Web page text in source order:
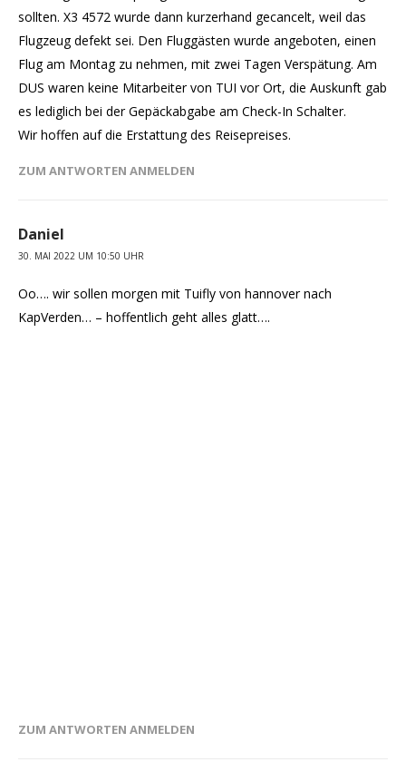
sollten. X3 4572 wurde dann kurzerhand gecancelt, weil das
Flugzeug defekt sei. Den Fluggästen wurde angeboten, einen
Flug am Montag zu nehmen, mit zwei Tagen Verspätung. Am
DUS waren keine Mitarbeiter von TUI vor Ort, die Auskunft gab
es lediglich bei der Gepäckabgabe am Check-In Schalter.
Wir hoffen auf die Erstattung des Reisepreises.
ZUM ANTWORTEN ANMELDEN
Daniel
30. MAI 2022 UM 10:50 UHR
Oo…. wir sollen morgen mit Tuifly von hannover nach
KapVerden… – hoffentlich geht alles glatt….
ZUM ANTWORTEN ANMELDEN